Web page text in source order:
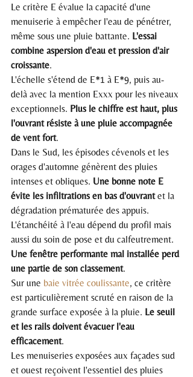
Le critère E évalue la capacité d'une
menuiserie à empêcher l'eau de pénétrer,
même sous une pluie battante. L'essai
combine aspersion d'eau et pression d'air
croissante.
L'échelle s'étend de E*1 à E*9, puis au-
delà avec la mention Exxx pour les niveaux
exceptionnels. Plus le chiffre est haut, plus
l'ouvrant résiste à une pluie accompagnée
de vent fort.
Dans le Sud, les épisodes cévenols et les
orages d'automne génèrent des pluies
intenses et obliques. Une bonne note E
évite les infiltrations en bas d'ouvrant et la
dégradation prématurée des appuis.
L'étanchéité à l'eau dépend du profil mais
aussi du soin de pose et du calfeutrement.
Une fenêtre performante mal installée perd
une partie de son classement.
Sur une baie vitrée coulissante, ce critère
est particulièrement scruté en raison de la
grande surface exposée à la pluie. Le seuil
et les rails doivent évacuer l'eau
efficacement.
Les menuiseries exposées aux façades sud
et ouest reçoivent l'essentiel des pluies